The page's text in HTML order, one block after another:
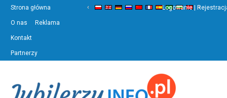
Strona główna
O nas Reklama
Kontakt
Partnerzy
‹ ›
Logowanie |